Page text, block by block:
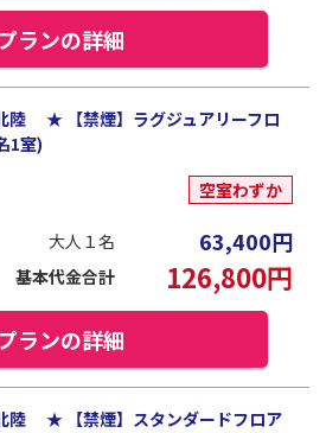
ランの詳細
陸 ★ 【禁煙】ラグジュアリーフロ
1室)
空室わずか
大人１名 63,400円
基本代金合計 126,800円
ランの詳細
陸 ★ 【禁煙】スタンダードフロア